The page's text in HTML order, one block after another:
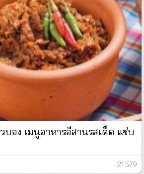
บอง เมนูอาหารอีสานรสเด็ด แซ่บ
: 21579